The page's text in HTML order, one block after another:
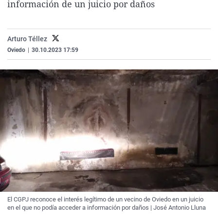
La rosa de los vientos
Caso
Operación Viuda
Extremadura
Navarra
País Vasco
Virales
información de un juicio por daños
Arturo Téllez
Oviedo 30.10.2023 17:59
El CGPJ reconoce el interés legítimo de un vecino de Oviedo en un juicio
en el que no podía acceder a información por daños | José Antonio Lluna